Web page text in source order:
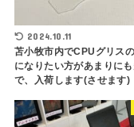
2024.10.11
苫小牧市内でCPUグリス
になりたい方があまりに
で、入荷します(させます)